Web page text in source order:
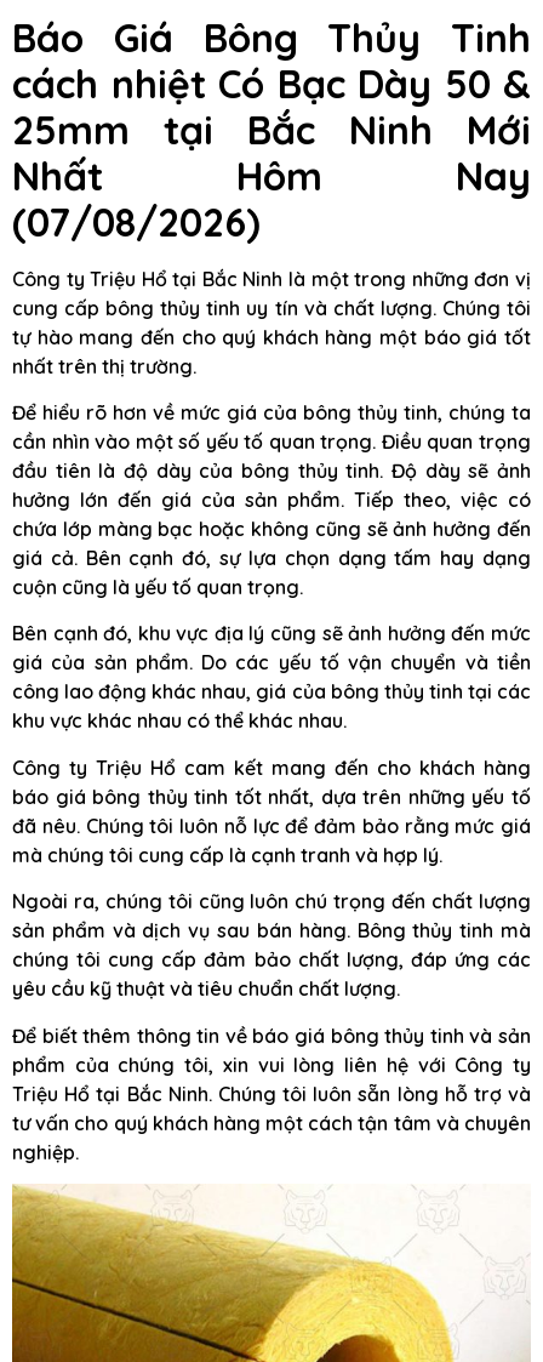
Báo Giá Bông Thủy Tinh
cách nhiệt Có Bạc Dày 50 &
25mm tại Bắc Ninh Mới
Nhất Hôm Nay
(07/08/2026)
Công ty Triệu Hổ tại Bắc Ninh là một trong những đơn vị
cung cấp bông thủy tinh uy tín và chất lượng. Chúng tôi
tự hào mang đến cho quý khách hàng một báo giá tốt
nhất trên thị trường.
Để hiểu rõ hơn về mức giá của bông thủy tinh, chúng ta
cần nhìn vào một số yếu tố quan trọng. Điều quan trọng
đầu tiên là độ dày của bông thủy tinh. Độ dày sẽ ảnh
hưởng lớn đến giá của sản phẩm. Tiếp theo, việc có
chứa lớp màng bạc hoặc không cũng sẽ ảnh hưởng đến
giá cả. Bên cạnh đó, sự lựa chọn dạng tấm hay dạng
cuộn cũng là yếu tố quan trọng.
Bên cạnh đó, khu vực địa lý cũng sẽ ảnh hưởng đến mức
giá của sản phẩm. Do các yếu tố vận chuyển và tiền
công lao động khác nhau, giá của bông thủy tinh tại các
khu vực khác nhau có thể khác nhau.
Công ty Triệu Hổ cam kết mang đến cho khách hàng
báo giá bông thủy tinh tốt nhất, dựa trên những yếu tố
đã nêu. Chúng tôi luôn nỗ lực để đảm bảo rằng mức giá
mà chúng tôi cung cấp là cạnh tranh và hợp lý.
Ngoài ra, chúng tôi cũng luôn chú trọng đến chất lượng
sản phẩm và dịch vụ sau bán hàng. Bông thủy tinh mà
chúng tôi cung cấp đảm bảo chất lượng, đáp ứng các
yêu cầu kỹ thuật và tiêu chuẩn chất lượng.
Để biết thêm thông tin về báo giá bông thủy tinh và sản
phẩm của chúng tôi, xin vui lòng liên hệ với Công ty
Triệu Hổ tại Bắc Ninh. Chúng tôi luôn sẵn lòng hỗ trợ và
tư vấn cho quý khách hàng một cách tận tâm và chuyên
nghiệp.